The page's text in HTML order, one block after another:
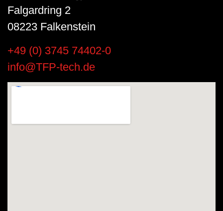
Falgardring 2
08223 Falkenstein
+49 (0) 3745 74402-0
info@TFP-tech.de